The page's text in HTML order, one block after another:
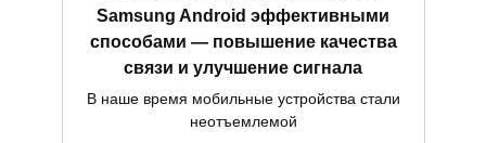
Samsung Android эффективными
способами — повышение качества
связи и улучшение сигнала
В наше время мобильные устройства стали
неотъемлемой